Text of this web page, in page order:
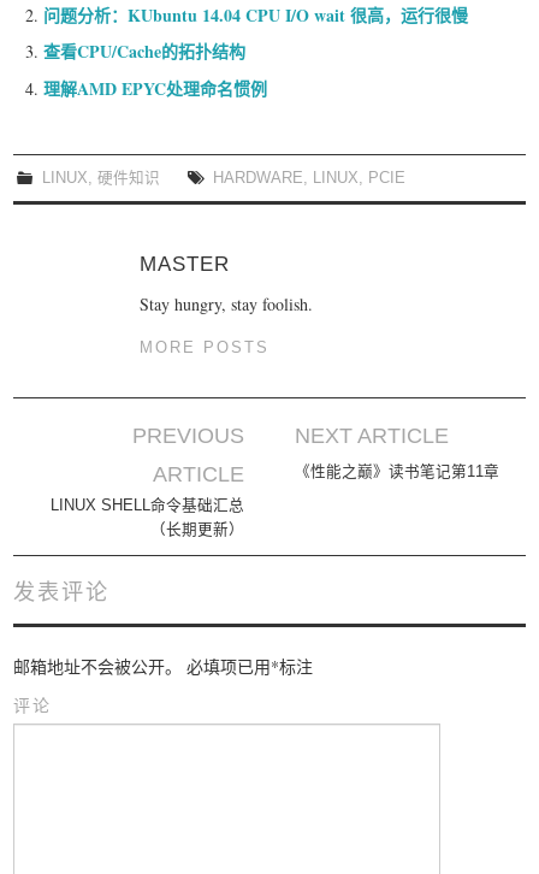
问题分析：KUbuntu 14.04 CPU I/O wait 很高，运行很慢
查看CPU/Cache的拓扑结构
理解AMD EPYC处理命名惯例
LINUX ,硬件知识 HARDWARE LINUX PCIE
MASTER
Stay hungry, stay foolish.
MORE POSTS
Post navigation
PREVIOUS
ARTICLE
LINUX SHELL命令基础汇总
（长期更新）
NEXT ARTICLE
《性能之巅》读书笔记第11章
发表评论
邮箱地址不会被公开。 必填项已用*标注
评论